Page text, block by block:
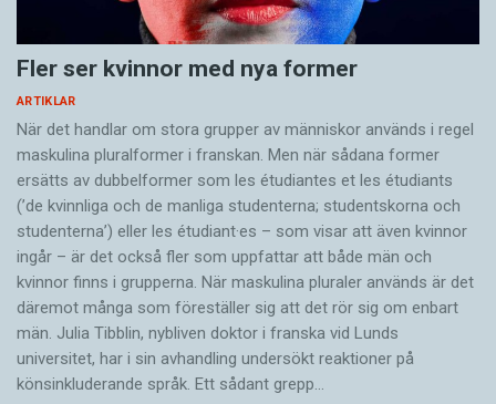
mycket snabbt när vi uppfattar ett språkligt
uttryck.
Nu låter det som om språkkänsla är något
statiskt. Men det är knappast så att vi som barn
bygger upp en språkkänsla, som sedan förblir
intakt livet ut, oberoende av vad vi upplever.
Snarare är det så att språkkänslan hela tiden
finjusteras, allteftersom vi använder språket
tillsammans med andra. Om vi inte använder
språket, till exempel vid en flerårig
utlandsvistelse, märker vi efter hand att
språkkänslan blir avtrubbad. Det blir mindre
Lan är en generell effekt som uppträder vid
oväntade, icke-typiska sinnesförnimmelser. Om
försökspersonerna uppvisar en LAN-effekt när
de läser eller hör en språklig struktur, är detta
en fingervisning om att strukturen avviker från
det väntade på något sätt. Det kan handla om
en felaktig böjningsform, ett felstavat ord eller
en konstig ordföljd. Ett par hundra millisekunder
efter LAN-effekten följer ofta en annan
karakteristisk effekt, kallad P600. Den verkar
höra samman med ökad svårighet att förena
Fler ser kvinnor med nya former
ARTIKLAR
När det handlar om stora grupper av människor används i regel
maskulina pluralformer i franskan. Men när sådana ­former
ersätts av dubbel­former som les étudiantes et les étudiants
(’de kvinnliga och de manliga studenterna; studentskorna och
studenterna’) eller les étudiant·es – som visar att även kvinnor
ingår – är det också fler som uppfattar att både män och
kvinnor finns i grupperna. När maskulina pluraler används är det
där­emot många som föreställer sig att det rör sig om enbart
män. Julia Tibblin, nybliven doktor i franska vid Lunds
universitet, har i sin avhandling undersökt reaktioner på
könsinkluderande språk. Ett sådant grepp…